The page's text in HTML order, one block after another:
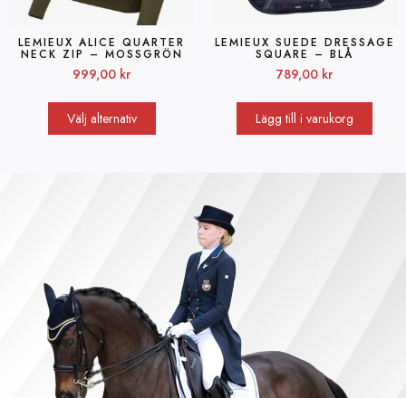
LEMIEUX ALICE QUARTER
NECK ZIP – MOSSGRÖN
999,00 kr
Välj alternativ
LEMIEUX SUEDE DRESSAGE
SQUARE – BLÅ
789,00 kr
Lägg till i varukorg